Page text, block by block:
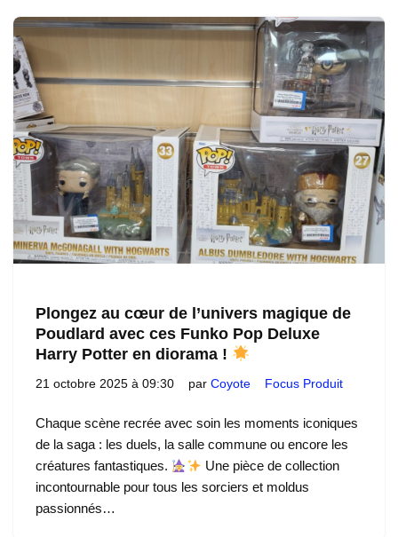
Plongez au cœur de l’univers magique de
Poudlard avec ces Funko Pop Deluxe
Harry Potter en diorama !
21 octobre 2025 à 09:30 par Coyote Focus Produit
Chaque scène recrée avec soin les moments iconiques
de la saga : les duels, la salle commune ou encore les
créatures fantastiques.
Une pièce de collection
incontournable pour tous les sorciers et moldus
passionnés…